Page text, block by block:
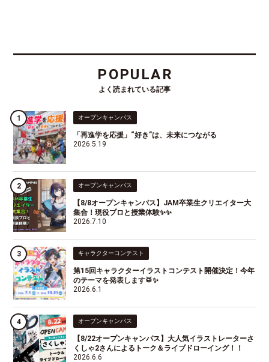
POPULAR
よく読まれている記事
オープンキャンパス
「再進学を応援」“好き”は、未来につながる
2026.5.19
オープンキャンパス
【8/8オープンキャンパス】JAM卒業生クリエイター大
集合！現役プロと授業体験✨✨
2026.7.10
キャラクターコンテスト
第15回キャラクターイラストコンテスト開催決定！今年
のテーマを発表します🥁✨
2026.6.1
オープンキャンパス
【8/22オープンキャンパス】大人気イラストレーターさ
くしゃ2さんによるトーク＆ライブドローイング！！
2026.6.6